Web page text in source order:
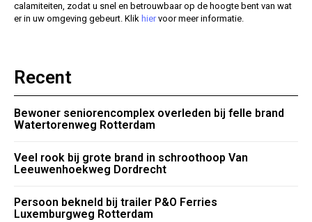
calamiteiten, zodat u snel en betrouwbaar op de hoogte bent van wat
er in uw omgeving gebeurt. Klik hiervoor meer informatie.
Recent
Bewoner seniorencomplex overleden bij felle brand
Watertorenweg Rotterdam
Veel rook bij grote brand in schroothoop Van
Leeuwenhoekweg Dordrecht
Persoon bekneld bij trailer P&O Ferries
Luxemburgweg Rotterdam